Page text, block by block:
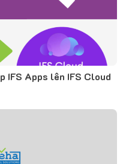
IFS Apps lên IFS Cloud